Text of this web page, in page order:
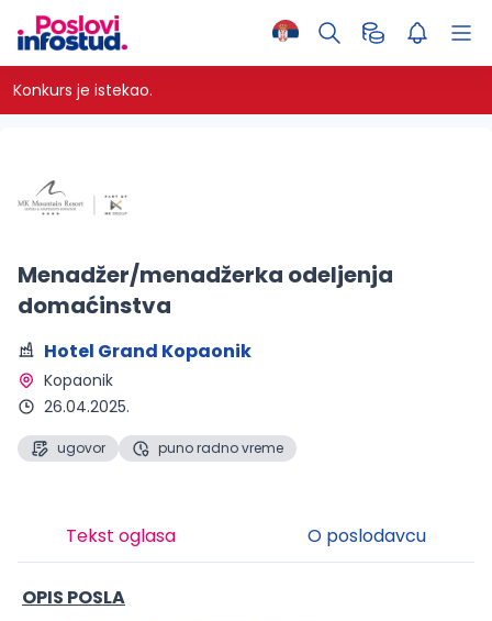
Konkurs je istekao.
Menadžer/menadžerka odeljenja
domaćinstva
Hotel Grand Kopaonik
Kopaonik
26.04.2025.
ugovor puno radno vreme
Tekst oglasa O poslodavcu
OPIS POSLA